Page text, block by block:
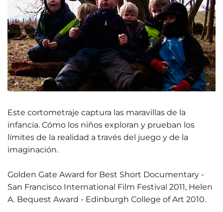
Este cortometraje captura las maravillas de la
infancia. Cómo los niños exploran y prueban los
límites de la realidad a través del juego y de la
imaginación.
Golden Gate Award for Best Short Documentary -
San Francisco International Film Festival 2011, Helen
A. Bequest Award - Edinburgh College of Art 2010.